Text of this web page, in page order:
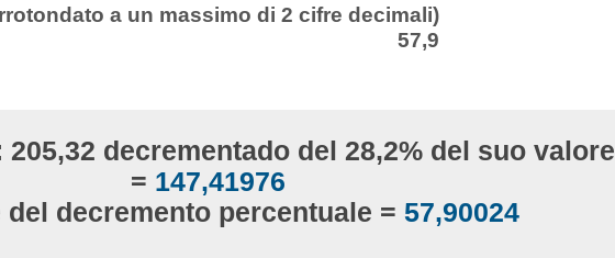
a un massimo di 2 cifre decimali)
57,9
decrementado del 28,2% del suo valore
= 147,41976
del decremento percentuale = 57,90024